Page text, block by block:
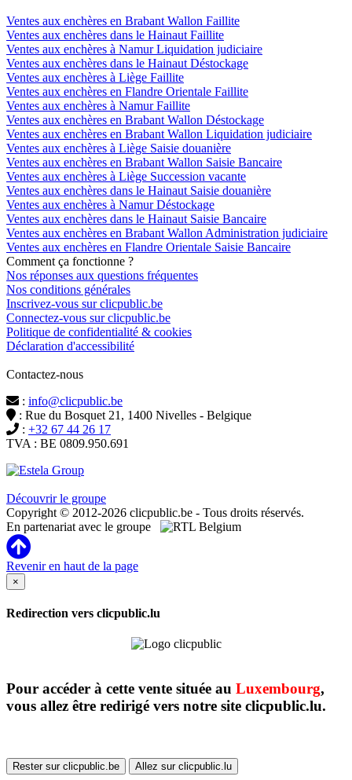
Ventes aux enchères en Brabant Wallon Faillite
Ventes aux enchères dans le Hainaut Faillite
Ventes aux enchères à Namur Liquidation judiciaire
Ventes aux enchères dans le Hainaut Déstockage
Ventes aux enchères à Liège Faillite
Ventes aux enchères en Flandre Orientale Faillite
Ventes aux enchères à Namur Faillite
Ventes aux enchères en Brabant Wallon Déstockage
Ventes aux enchères en Brabant Wallon Liquidation judiciaire
Ventes aux enchères à Liège Saisie douanière
Ventes aux enchères en Brabant Wallon Saisie Bancaire
Ventes aux enchères à Liège Succession vacante
Ventes aux enchères dans le Hainaut Saisie douanière
Ventes aux enchères à Namur Déstockage
Ventes aux enchères dans le Hainaut Saisie Bancaire
Ventes aux enchères en Brabant Wallon Administration judiciaire
Ventes aux enchères en Flandre Orientale Saisie Bancaire
Comment ça fonctionne ?
Nos réponses aux questions fréquentes
Nos conditions générales
Inscrivez-vous sur clicpublic.be
Connectez-vous sur clicpublic.be
Politique de confidentialité & cookies
Déclaration d'accessibilité
Contactez-nous
: info@clicpublic.be
: Rue du Bosquet 21, 1400 Nivelles - Belgique
: +32 67 44 26 17
TVA : BE 0809.950.691
Découvrir le groupe
Copyright © 2012-2026 clicpublic.be - Tous droits réservés.
En partenariat avec le groupe
Revenir en haut de la page
×
Redirection vers clicpublic.lu
Pour accéder à cette vente située au Luxembourg,
vous allez être redirigé vers notre site clicpublic.lu.
Rester sur clicpublic.be Allez sur clicpublic.lu